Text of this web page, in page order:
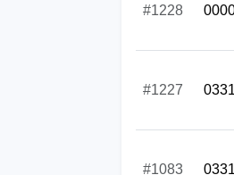
#1228
#1227
#1083